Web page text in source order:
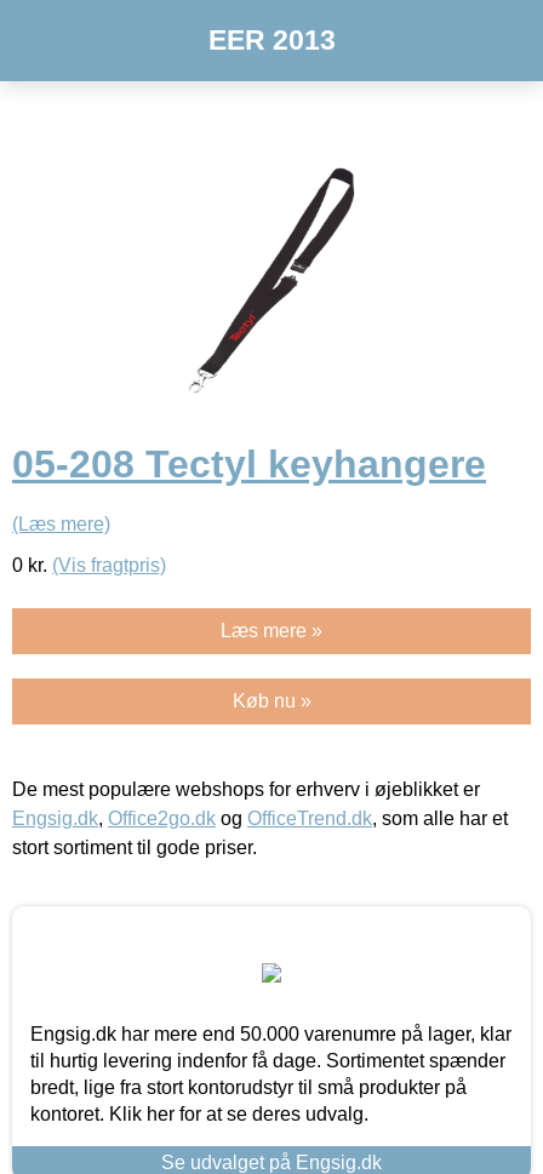
EER 2013
05-208 Tectyl keyhangere
(Læs mere)
0 kr. (Vis fragtpris)
Læs mere »
Køb nu »
De mest populære webshops for erhverv i øjeblikket er
Engsig.dk, Office2go.dk og OfficeTrend.dk, som alle har et
stort sortiment til gode priser.
Engsig.dk har mere end 50.000 varenumre på lager, klar
til hurtig levering indenfor få dage. Sortimentet spænder
bredt, lige fra stort kontorudstyr til små produkter på
kontoret. Klik her for at se deres udvalg.
Se udvalget på Engsig.dk